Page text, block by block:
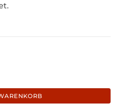
"Wassermelonen-Turmalin,